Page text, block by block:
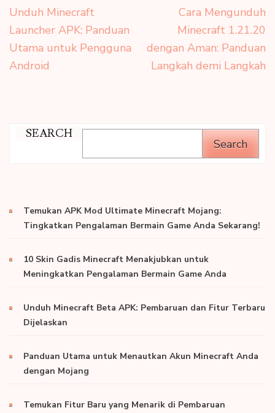
Post
navigation
Unduh Minecraft
Launcher APK: Panduan
Utama untuk Pengguna
Android
Cara Mengunduh
Minecraft 1.21.20
dengan Aman: Panduan
Langkah demi Langkah
SEARCH
Search
Temukan APK Mod Ultimate Minecraft Mojang:
Tingkatkan Pengalaman Bermain Game Anda Sekarang!
10 Skin Gadis Minecraft Menakjubkan untuk
Meningkatkan Pengalaman Bermain Game Anda
Unduh Minecraft Beta APK: Pembaruan dan Fitur Terbaru
Dijelaskan
Panduan Utama untuk Menautkan Akun Minecraft Anda
dengan Mojang
Temukan Fitur Baru yang Menarik di Pembaruan